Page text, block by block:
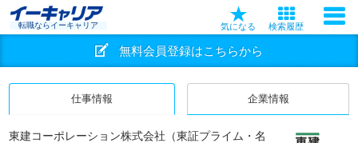
転職ならイーキャリア 気になる 検索履歴
無料会員登録はこちらから
仕事情報 企業情報
東建コーポレーション株式会社（東証プライム・名